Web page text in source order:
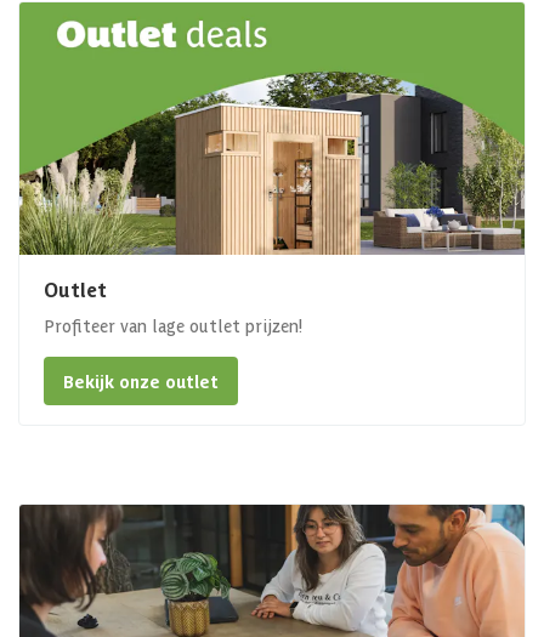
Outlet
Profiteer van lage outlet prijzen!
Bekijk onze outlet